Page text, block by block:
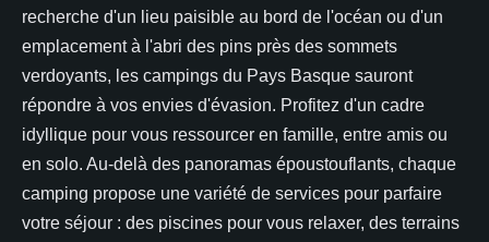
recherche d'un lieu paisible au bord de l'océan ou d'un
emplacement à l'abri des pins près des sommets
verdoyants, les campings du Pays Basque sauront
répondre à vos envies d'évasion. Profitez d'un cadre
idyllique pour vous ressourcer en famille, entre amis ou
en solo. Au-delà des panoramas époustouflants, chaque
camping propose une variété de services pour parfaire
votre séjour : des piscines pour vous relaxer, des terrains